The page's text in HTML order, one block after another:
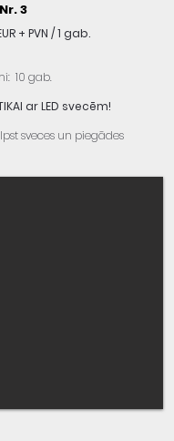
3
+ PVN / 1 gab.
10 gab.
ar LED svecēm!
sveces un piegādes